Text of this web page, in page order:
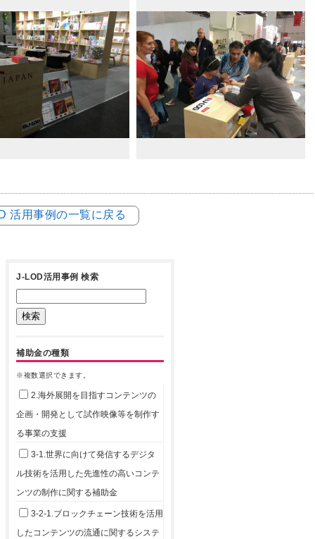
活用事例の一覧に戻る
J-LOD活用事例 検索
補助金の種類
※複数選択できます。
2.海外展開を目指すコンテンツの
企画・開発として試作映像等を制作す
る事業の支援
3-1.世界に向けて発信するデジタ
ル技術を活用した先進性の高いコンテ
ンツの制作に関する補助金
3-2-1.ブロックチェーン技術を活用
したコンテンツの流通に関するシステ